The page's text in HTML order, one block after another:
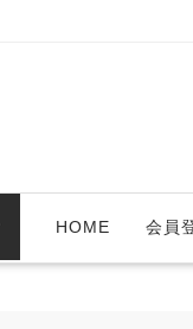
HOME 会員